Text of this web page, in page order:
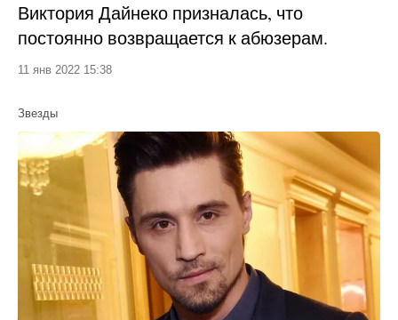
Виктория Дайнеко призналась, что
постоянно возвращается к абюзерам.
11 янв 2022 15:38
Звезды